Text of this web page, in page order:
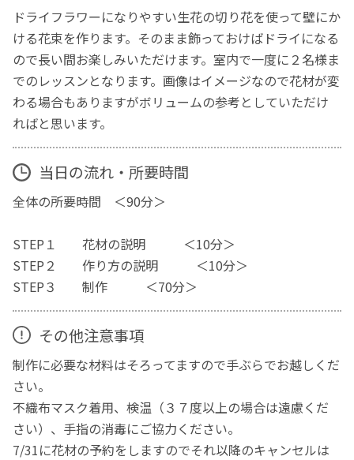
ドライフラワーになりやすい生花の切り花を使って壁にか
ける花束を作ります。そのまま飾っておけばドライになる
ので長い間お楽しみいただけます。室内で一度に２名様ま
でのレッスンとなります。画像はイメージなので花材が変
わる場合もありますがボリュームの参考としていただけ
ればと思います。
当日の流れ・所要時間
全体の所要時間 ＜90分＞
STEP１ 花材の説明 ＜10分＞
STEP２ 作り方の説明 ＜10分＞
STEP３ 制作 ＜70分＞
その他注意事項
制作に必要な材料はそろってますので手ぶらでお越しくだ
さい。
不織布マスク着用、検温（３７度以上の場合は遠慮くだ
さい）、手指の消毒にご協力ください。
7/31に花材の予約をしますのでそれ以降のキャンセルは